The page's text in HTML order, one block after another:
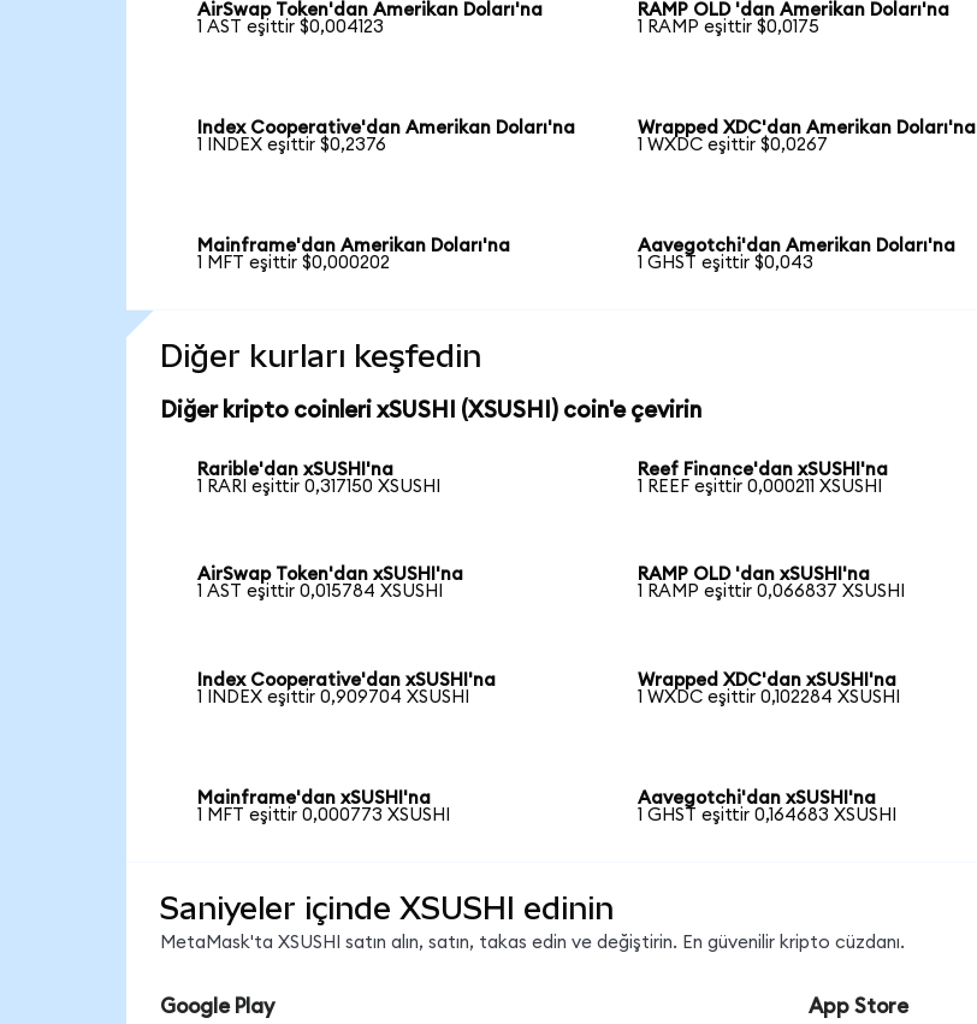
AirSwap Token'dan Amerikan Doları'na
1 AST eşittir $0,004123
RAMP OLD 'dan Amerikan Doları'na
1 RAMP eşittir $0,0175
Index Cooperative'dan Amerikan Doları'na
1 INDEX eşittir $0,2376
Wrapped XDC'dan Amerikan Doları'na
1 WXDC eşittir $0,0267
Mainframe'dan Amerikan Doları'na
1 MFT eşittir $0,000202
Aavegotchi'dan Amerikan Doları'na
1 GHST eşittir $0,043
Diğer kurları keşfedin
Diğer kripto coinleri xSUSHI (XSUSHI) coin'e çevirin
Rarible'dan xSUSHI'na
1 RARI eşittir 0,317150 XSUSHI
Reef Finance'dan xSUSHI'na
1 REEF eşittir 0,000211 XSUSHI
AirSwap Token'dan xSUSHI'na
1 AST eşittir 0,015784 XSUSHI
RAMP OLD 'dan xSUSHI'na
1 RAMP eşittir 0,066837 XSUSHI
Index Cooperative'dan xSUSHI'na
1 INDEX eşittir 0,909704 XSUSHI
Wrapped XDC'dan xSUSHI'na
1 WXDC eşittir 0,102284 XSUSHI
Mainframe'dan xSUSHI'na
1 MFT eşittir 0,000773 XSUSHI
Aavegotchi'dan xSUSHI'na
1 GHST eşittir 0,164683 XSUSHI
Saniyeler içinde XSUSHI edinin
MetaMask'ta XSUSHI satın alın, satın, takas edin ve değiştirin. En güvenilir kripto cüzdanı.
Google Play App Store